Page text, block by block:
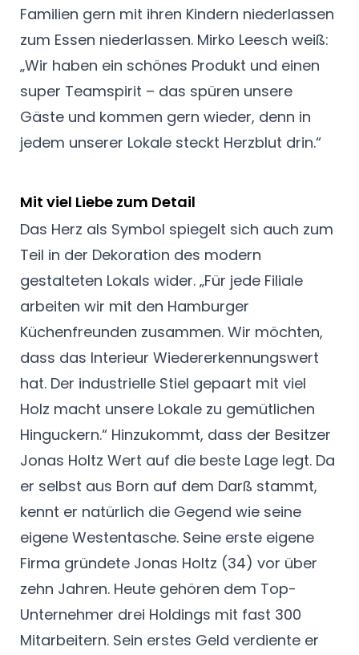
Familien gern mit ihren Kindern niederlassen
zum Essen niederlassen. Mirko Leesch weiß:
„Wir haben ein schönes Produkt und einen
super Teamspirit – das spüren unsere
Gäste und kommen gern wieder, denn in
jedem unserer Lokale steckt Herzblut drin.“
Mit viel Liebe zum Detail
Das Herz als Symbol spiegelt sich auch zum
Teil in der Dekoration des modern
gestalteten Lokals wider. „Für jede Filiale
arbeiten wir mit den Hamburger
Küchenfreunden zusammen. Wir möchten,
dass das Interieur Wiedererkennungswert
hat. Der industrielle Stiel gepaart mit viel
Holz macht unsere Lokale zu gemütlichen
Hinguckern.“ Hinzukommt, dass der Besitzer
Jonas Holtz Wert auf die beste Lage legt. Da
er selbst aus Born auf dem Darß stammt,
kennt er natürlich die Gegend wie seine
eigene Westentasche. Seine erste eigene
Firma gründete Jonas Holtz (34) vor über
zehn Jahren. Heute gehören dem Top-
Unternehmer drei Holdings mit fast 300
Mitarbeitern. Sein erstes Geld verdiente er